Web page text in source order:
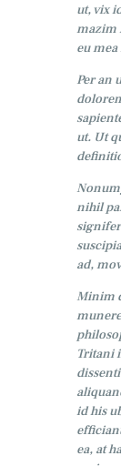
ut, vix
mazim
eu
Per an
ut. Ut
nihil
ad,
Minim
Tritani
id his
ea, at